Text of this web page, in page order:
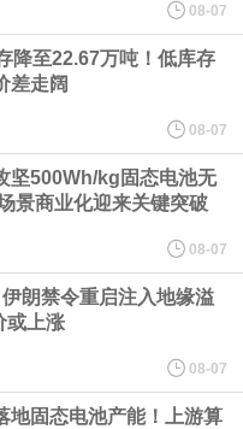
技术官王兴兴在网上路演时表示，
公司逐步形成了包括一体化关节集
成技术、机器人激光雷达全自研核
心技术并已应用于公司的高性能通
部长赫格塞思不满，称对赫格塞思
08-07
降至22.67万吨！低库存
差走阔
08-07
坚500Wh/kg固态电池无
景商业化迎来关键突破
08-07
朗禁令重启注入地缘溢
或上涨
08-07
地固态电池产能！上游算